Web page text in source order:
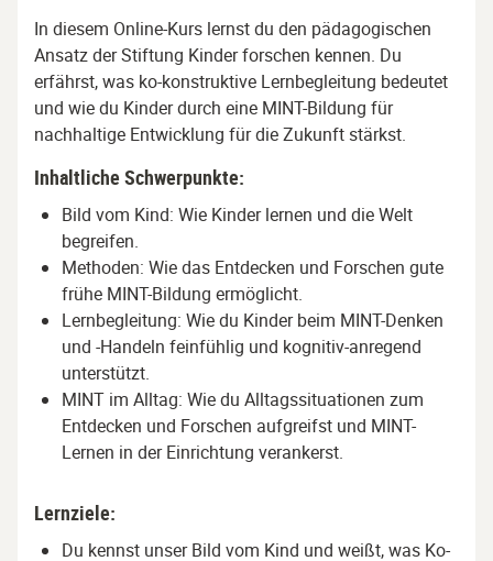
In diesem Online-Kurs lernst du den pädagogischen
Ansatz der Stiftung Kinder forschen kennen. Du
erfährst, was ko-konstruktive Lernbegleitung bedeutet
und wie du Kinder durch eine MINT-Bildung für
nachhaltige Entwicklung für die Zukunft stärkst.
Inhaltliche Schwerpunkte:
Bild vom Kind: Wie Kinder lernen und die Welt
begreifen.
Methoden: Wie das Entdecken und Forschen gute
frühe MINT-Bildung ermöglicht.
Lernbegleitung: Wie du Kinder beim MINT-Denken
und -Handeln feinfühlig und kognitiv-anregend
unterstützt.
MINT im Alltag: Wie du Alltagssituationen zum
Entdecken und Forschen aufgreifst und MINT-
Lernen in der Einrichtung verankerst.
Lernziele:
Du kennst unser Bild vom Kind und weißt, was Ko-